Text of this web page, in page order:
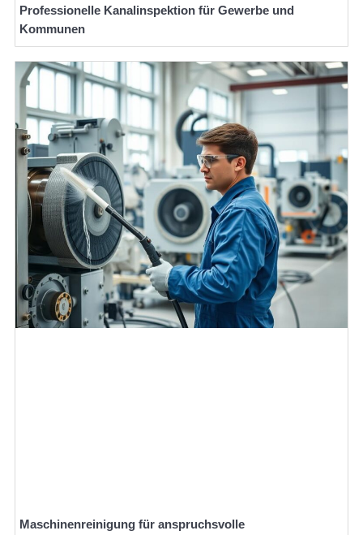
Professionelle Kanalinspektion für Gewerbe und
Kommunen
Maschinenreinigung für anspruchsvolle